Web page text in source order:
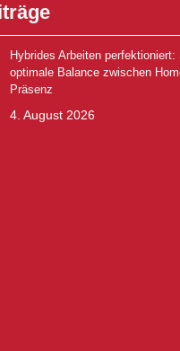
Hybrides Arbeiten
optimale Balance zwischen
Präsenz
4. August 2026